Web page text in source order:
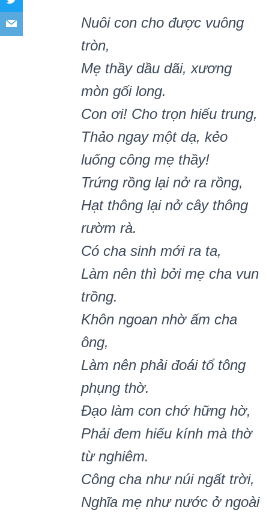
Nuôi con cho được vuông
tròn,
Mẹ thầy dầu dãi, xương
mòn gối long.
Con ơi! Cho trọn hiếu trung,
Thảo ngay một dạ, kẻo
luống công mẹ thầy!
Trứng rồng lại nở ra rồng,
Hạt thông lại nở cây thông
rườm rà.
Có cha sinh mới ra ta,
Làm nên thì bởi mẹ cha vun
trồng.
Khôn ngoan nhờ ấm cha
ông,
Làm nên phải đoái tổ tông
phụng thờ.
Đạo làm con chớ hững hờ,
Phải đem hiếu kính mà thờ
từ nghiêm.
Công cha như núi ngất trời,
Nghĩa mẹ như nước ở ngoài